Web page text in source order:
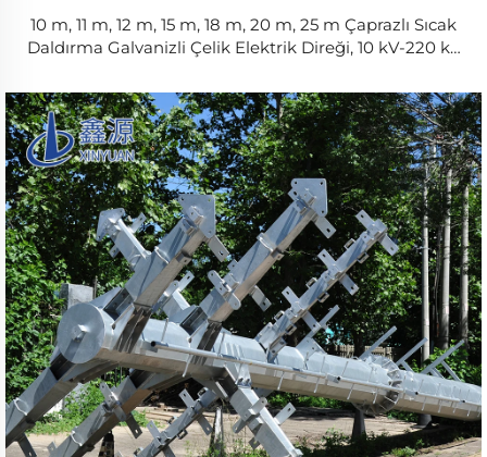
10 m, 11 m, 12 m, 15 m, 18 m, 20 m, 25 m Çaprazlı Sıcak
Daldırma Galvanizli Çelik Elektrik Direği, 10 kV-220 kV